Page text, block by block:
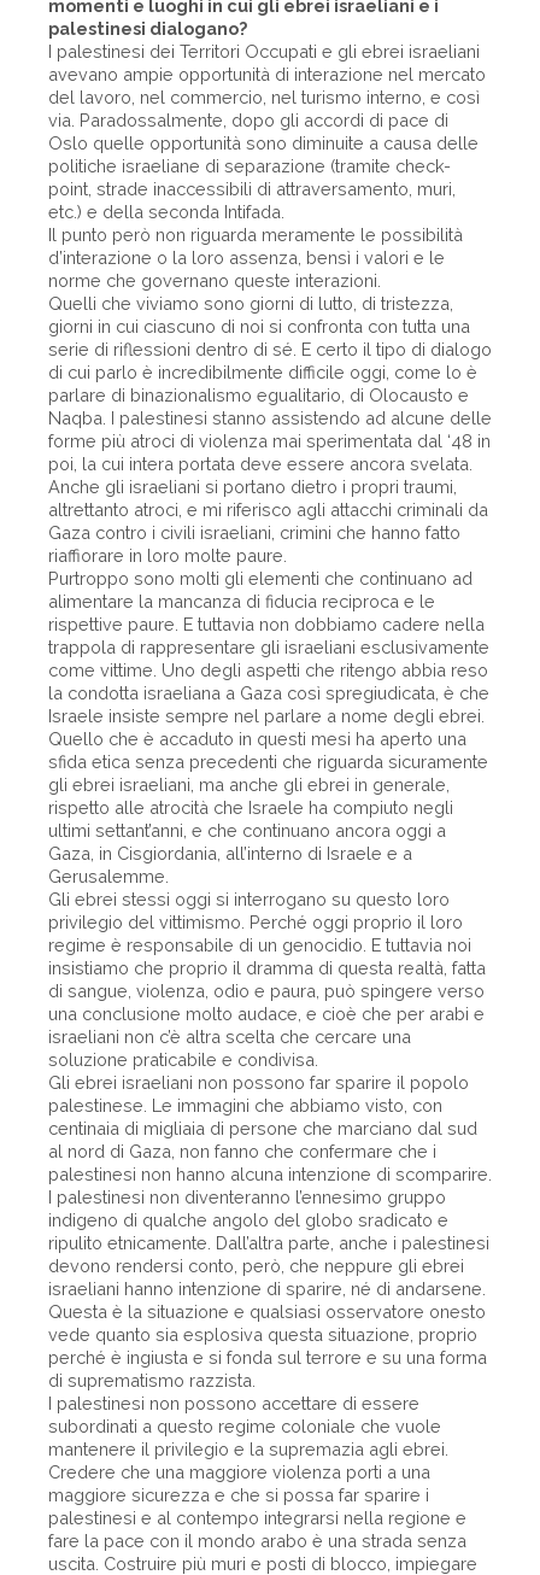
momenti e luoghi in cui gli ebrei israeliani e i
palestinesi dialogano?
I palestinesi dei Territori Occupati e gli ebrei israeliani
avevano ampie opportunità di interazione nel mercato
del lavoro, nel commercio, nel turismo interno, e così
via. Paradossalmente, dopo gli accordi di pace di
Oslo quelle opportunità sono diminuite a causa delle
politiche israeliane di separazione (tramite check-
point, strade inaccessibili di attraversamento, muri,
etc.) e della seconda Intifada.
Il punto però non riguarda meramente le possibilità
d’interazione o la loro assenza, bensì i valori e le
norme che governano queste interazioni.
Quelli che viviamo sono giorni di lutto, di tristezza,
giorni in cui ciascuno di noi si confronta con tutta una
serie di riflessioni dentro di sé. E certo il tipo di dialogo
di cui parlo è incredibilmente difficile oggi, come lo è
parlare di binazionalismo egualitario, di Olocausto e
Naqba. I palestinesi stanno assistendo ad alcune delle
forme più atroci di violenza mai sperimentata dal ‘48 in
poi, la cui intera portata deve essere ancora svelata.
Anche gli israeliani si portano dietro i propri traumi,
altrettanto atroci, e mi riferisco agli attacchi criminali da
Gaza contro i civili israeliani, crimini che hanno fatto
riaffiorare in loro molte paure.
Purtroppo sono molti gli elementi che continuano ad
alimentare la mancanza di fiducia reciproca e le
rispettive paure. E tuttavia non dobbiamo cadere nella
trappola di rappresentare gli israeliani esclusivamente
come vittime. Uno degli aspetti che ritengo abbia reso
la condotta israeliana a Gaza così spregiudicata, è che
Israele insiste sempre nel parlare a nome degli ebrei.
Quello che è accaduto in questi mesi ha aperto una
sfida etica senza precedenti che riguarda sicuramente
gli ebrei israeliani, ma anche gli ebrei in generale,
rispetto alle atrocità che Israele ha compiuto negli
ultimi settant’anni, e che continuano ancora oggi a
Gaza, in Cisgiordania, all’interno di Israele e a
Gerusalemme.
Gli ebrei stessi oggi si interrogano su questo loro
privilegio del vittimismo. Perché oggi proprio il loro
regime è responsabile di un genocidio. E tuttavia noi
insistiamo che proprio il dramma di questa realtà, fatta
di sangue, violenza, odio e paura, può spingere verso
una conclusione molto audace, e cioè che per arabi e
israeliani non c’è altra scelta che cercare una
soluzione praticabile e condivisa.
Gli ebrei israeliani non possono far sparire il popolo
palestinese. Le immagini che abbiamo visto, con
centinaia di migliaia di persone che marciano dal sud
al nord di Gaza, non fanno che confermare che i
palestinesi non hanno alcuna intenzione di scomparire.
I palestinesi non diventeranno l’ennesimo gruppo
indigeno di qualche angolo del globo sradicato e
ripulito etnicamente. Dall’altra parte, anche i palestinesi
devono rendersi conto, però, che neppure gli ebrei
israeliani hanno intenzione di sparire, né di andarsene.
Questa è la situazione e qualsiasi osservatore onesto
vede quanto sia esplosiva questa situazione, proprio
perché è ingiusta e si fonda sul terrore e su una forma
di suprematismo razzista.
I palestinesi non possono accettare di essere
subordinati a questo regime coloniale che vuole
mantenere il privilegio e la supremazia agli ebrei.
Credere che una maggiore violenza porti a una
maggiore sicurezza e che si possa far sparire i
palestinesi e al contempo integrarsi nella regione e
fare la pace con il mondo arabo è una strada senza
uscita. Costruire più muri e posti di blocco, impiegare